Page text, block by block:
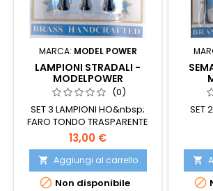
MARCA: MODEL POWER
LAMPIONI STRADALI -
MODELPOWER
(0)
SET 3 LAMPIONI HO&nbsp;
FARO TONDO TRASPARENTE
13,00 €
 Aggiungi al carrello
 Non disponibile
SET

